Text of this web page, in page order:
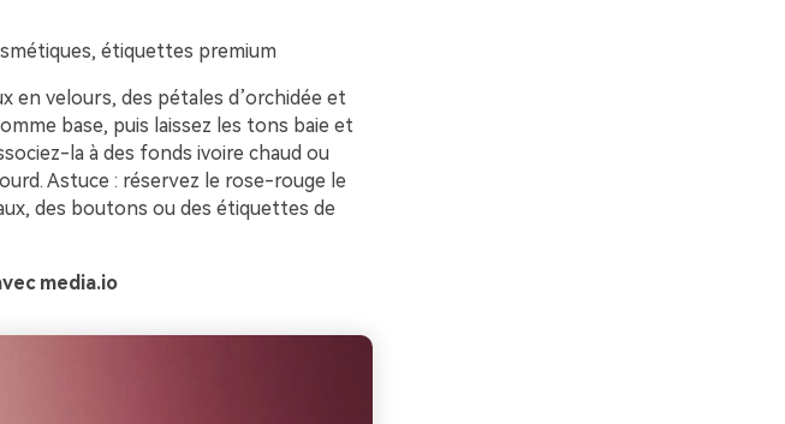
étiquettes premium
en velours, des pétales d’orchidée et
base, puis laissez les tons baie et
la à des fonds ivoire chaud ou
Astuce : réservez le rose-rouge le
des boutons ou des étiquettes de
media.io